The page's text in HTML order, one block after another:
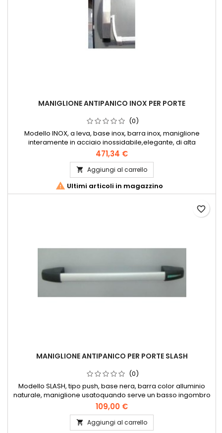
MANIGLIONE ANTIPANICO INOX PER PORTE
(0)
Modello INOX, a leva, base inox, barra inox, maniglione
interamente in acciaio inossidabile,elegante, di alta
affidabilità, facile montaggio e dal funzionamento perfetto.
Marcato CE 37611322A
471,34 €
 Aggiungi al carrello
 Ultimi articoli in magazzino
MANIGLIONE ANTIPANICO PER PORTE SLASH
(0)
Modello SLASH, tipo push, base nera, barra color alluminio
naturale, maniglione usatoquando serve un basso ingombro
su porte che si aprono solo a 90°. Marcato CE 36611322B.
109,00 €
 Aggiungi al carrello
favorite_border